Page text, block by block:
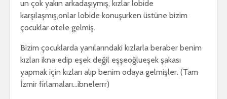
un çok yakın arkadaşıymış, kızlar lobide
karşılaşmış,onlar lobide konuşurken üstüne bizim
çocuklar otele gelmiş.
Bizim çocuklarda yanılarındaki kızlarla beraber benim
kızları ikna edip eşek değil eşşeoğlueşek şakası
yapmak için kızları alıp benim odaya gelmişler. (Tam
İzmir firlamaları…ibnelerrr)